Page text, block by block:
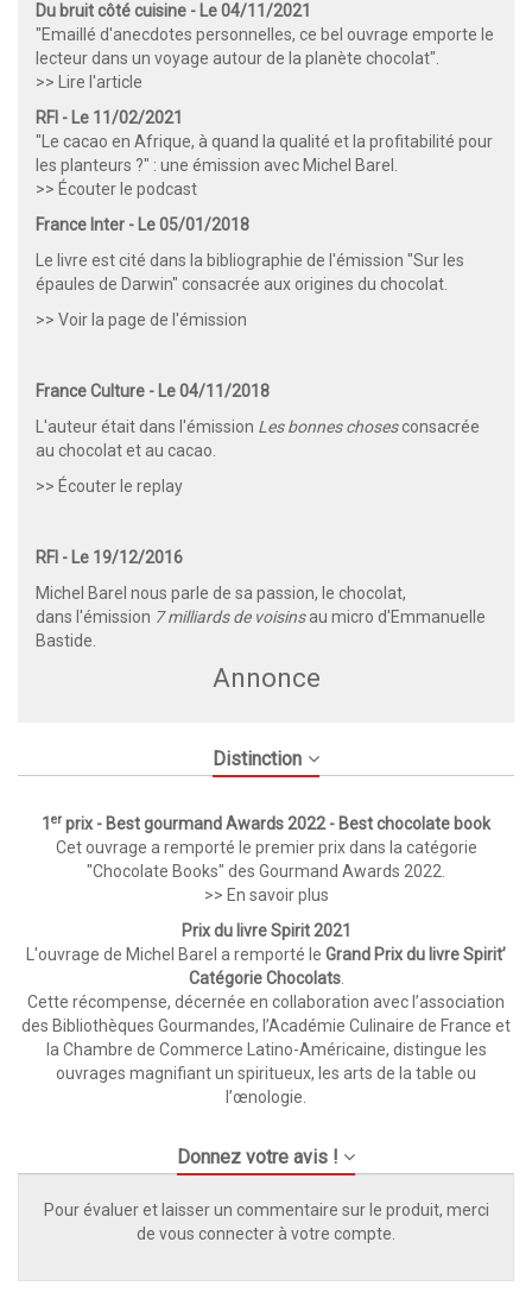
Du bruit côté cuisine - Le 04/11/2021
"Emaillé d'anecdotes personnelles, ce bel ouvrage emporte le
lecteur dans un voyage autour de la planète chocolat".
>> Lire l'article
RFI - Le 11/02/2021
"Le cacao en Afrique, à quand la qualité et la profitabilité pour
les planteurs ?" : une émission avec Michel Barel.
>> Écouter le podcast
France Inter - Le 05/01/2018
Le livre est cité dans la bibliographie de l'émission "Sur les
épaules de Darwin" consacrée aux origines du chocolat.
>> Voir la page de l'émission
France Culture - Le 04/11/2018
L'auteur était dans l'émission Les bonnes chosesconsacrée
au chocolat et au cacao.
>> Écouter le replay
RFI - Le 19/12/2016
Michel Barel nous parle de sa passion, le chocolat,
dans l'émission 7 milliards de voisinsau micro d'Emmanuelle
Bastide.
Annonce
Distinction
1 erprix - Best gourmand Awards 2022 - Best chocolate book
Cet ouvrage a remporté le premier prix dans la catégorie
"Chocolate Books" des Gourmand Awards 2022.
>> En savoir plus
Prix du livre Spirit 2021
L'ouvrage de Michel Barel a remporté le Grand Prix du livre Spirit’
Catégorie Chocolats.
Cette récompense, décernée en collaboration avec l’association
des Bibliothèques Gourmandes, l’Académie Culinaire de France et
la Chambre de Commerce Latino-Américaine, distingue les
ouvrages magnifiant un spiritueux, les arts de la table ou
l’œnologie.
Donnez votre avis !
Pour évaluer et laisser un commentaire sur le produit, merci
de vous connecter à votre compte.